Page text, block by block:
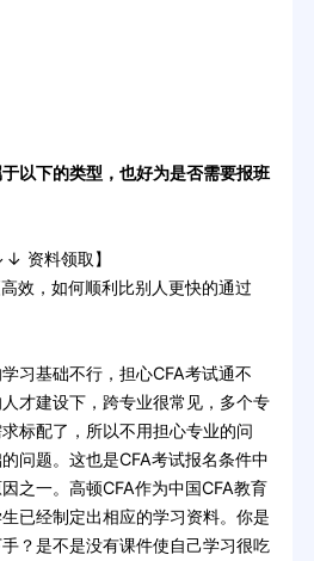
下的类型，也好为是否需要报班
资料领取】
，如何顺利比别人更快的通过
基础不行，担心CFA考试通不
才建设下，跨专业很常见，多个专
标配了，所以不用担心专业的问
问题。这也是CFA考试报名条件中
之一。高顿CFA作为中国CFA教育
已经制定出相应的学习资料。你是
？是不是没有课件使自己学习很吃